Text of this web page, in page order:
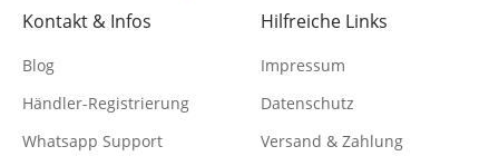
Kontakt & Infos
Blog
Händler-Registrierung
Whatsapp Support
Hilfreiche Links
Impressum
Datenschutz
Versand & Zahlung